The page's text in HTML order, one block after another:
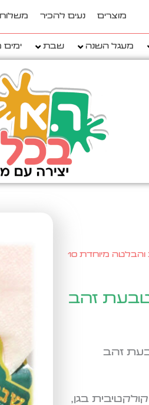
מוצרים נעים להכיר
מעגל השנה שבת ימים
/ חבקים למפיונים לכבוד שבת עם הטבעת זהב והבלטה מיוחדת 10
זהב
זהב
בגן,